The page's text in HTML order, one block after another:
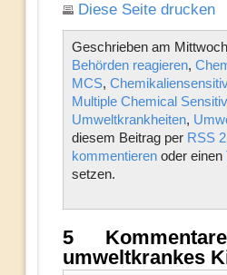
Diese Seite drucken
Geschrieben am
Behörden reagieren,
MCS,
Multiple Chemical
Umweltkrankheiten,
diesem Beitrag per RSS
kommentierenoder einen
setzen.
5
umweltkrankes